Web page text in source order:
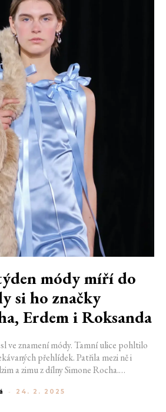
módy míří do
si ho značky
Erdem i Roksanda
ve znamení módy. Tamní ulice pohltilo
přehlídek. Patřila mezi ně i
a zimu z dílny Simone Rocha.
designéra Erdem Moralioglu. Obdiv
- 24. 2. 2025